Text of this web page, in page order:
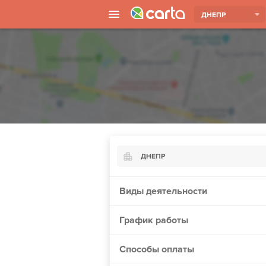
ДНЕПР
ДНЕПР
Борисполь
Виды деятельности
График работы
Способы оплаты